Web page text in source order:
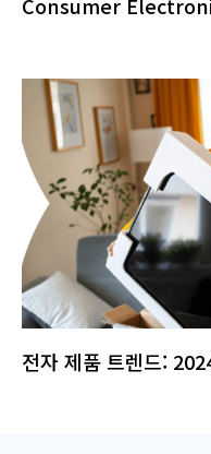
전자 제품 트렌드: